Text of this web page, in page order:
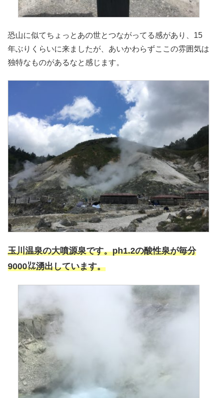
恐山に似てちょっとあの世とつながってる感があり、 15
年ぶりくらいに来ましたが、あいかわらずここの雰囲気は
独特なものがあるなと感じます。
玉川温泉の大噴源泉です。ph1.2の酸性泉が毎分
9000㍑湧出しています。